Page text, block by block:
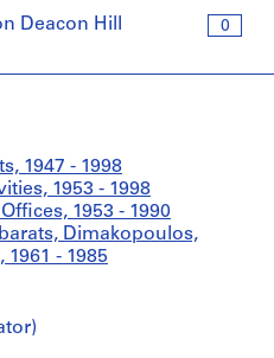
0
Deacon Hill
1947 - 1998
1953 - 1998
1953 - 1990
Dimakopoulos,
1961 - 1985